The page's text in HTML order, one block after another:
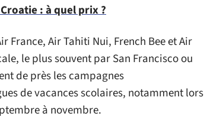
: à quel prix ?
France, Air Tahiti Nui, French Bee et Air
le plus souvent par San Francisco ou
de près les campagnes
de vacances scolaires, notamment lors
à novembre.